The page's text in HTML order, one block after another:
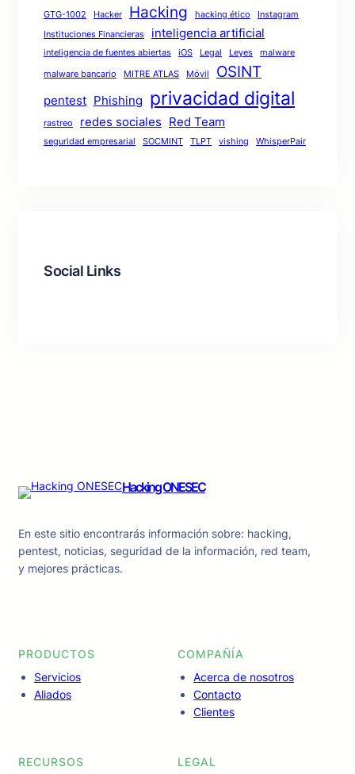
GTG-1002 Hacker Hacking hacking ético
Instagram
Instituciones Financieras
inteligencia artificial
inteligencia de fuentes abiertas iOS Legal Leyes malware
malware bancario MITRE ATLAS Móvil OSINT
pentest Phishing privacidad digital
rastreo redes sociales Red Team
seguridad empresarial SOCMINT TLPT vishing WhisperPair
Social Links
Hacking ONESEC
En este sitio encontrarás información sobre: hacking,
pentest, noticias, seguridad de la información, red team,
y mejores prácticas.
PRODUCTOS
Servicios
Aliados
COMPAÑÍA
Acerca de nosotros
Contacto
Clientes
RECURSOS
LEGAL